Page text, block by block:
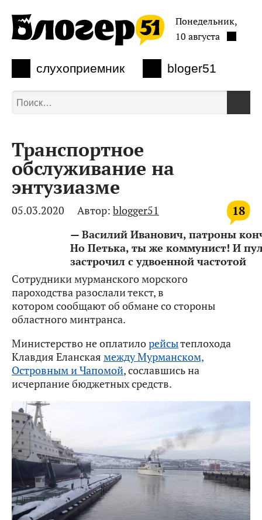
слухоприемник bloger51
Понедельник,
10 августа
Транспортное
обслуживание на
энтузиазме
18
05.03.2020 Автор: blogger51
— Василий Иванович, патроны
Но Петька, ты же коммунист! И
застрочил с удвоенной частотой
Сотрудники мурманского морского
пароходства разослали текст, в
котором сообщают об обмане со стороны
областного минтранса.
Министерство не оплатилорейсытеплохода
Клавдия Еланская между Мурманском,
Островным и Чапомой, сославшись на
исчерпание бюджетных средств.